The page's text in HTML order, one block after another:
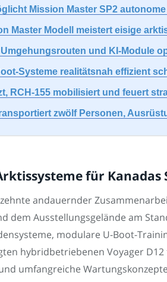
Mission Master SP2
Master Modell meistert eisige
und KI-Module
Systeme realitätsnah effizient
RCH-155 mobilisiert und feuert
zwölf Personen,
für
andauernder
dem Ausstellungsgelände am
modulare U-Boot-
hybridbetriebenen Voyager
umfangreiche